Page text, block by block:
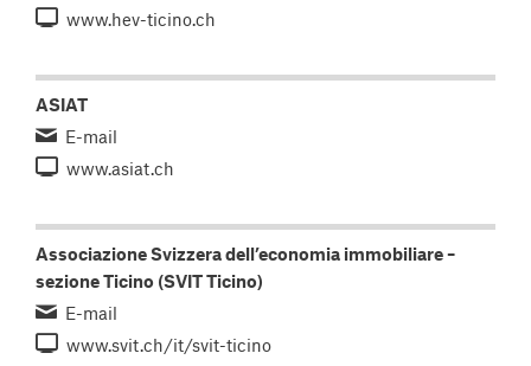
www.hev-ticino.ch
ASIAT
E-mail
www.asiat.ch
Associazione Svizzera dell’economia immobiliare –
sezione Ticino (SVIT Ticino)
E-mail
www.svit.ch/it/svit-ticino